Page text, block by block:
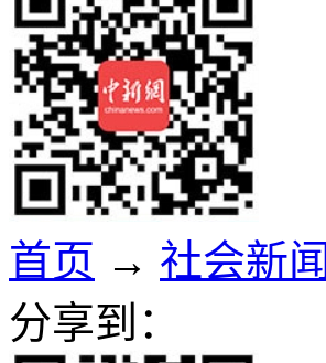
首页 → 社会新闻
分享到：